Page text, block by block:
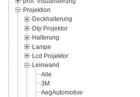
Projektion
Deckhalterung
Dlp Projektor
Halterung
Lampe
Lcd Projektor
Leinwand
Alle
3M
AegAutomotive